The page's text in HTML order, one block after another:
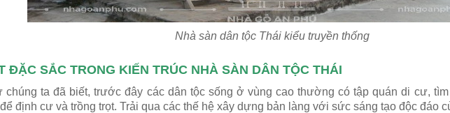
Nhà sàn dân tộc Thái kiểu truyền thống
ĐẶC SẮC TRONG KIẾN TRÚC NHÀ SÀN DÂN TỘC THÁI
chúng ta đã biết, trước đây các dân tộc sống ở vùng cao thường có tập quán di cư,
định cư và trồng trọt. Trải qua các thế hệ xây dựng bản làng với sức sáng tạo độc đáo